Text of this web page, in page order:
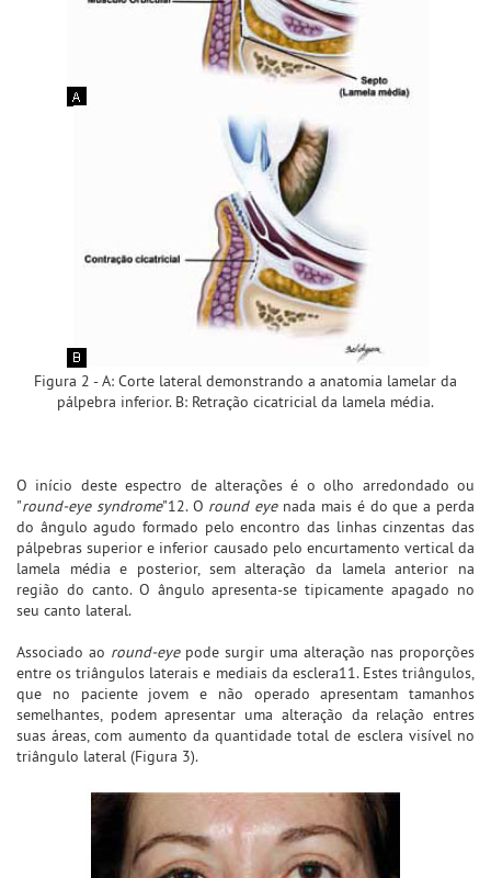
Figura 2 - A: Corte lateral demonstrando a anatomia lamelar da
pálpebra inferior. B: Retração cicatricial da lamela média.
O início deste espectro de alterações é o olho arredondado ou
"round-eye syndrome"12. O round eyenada mais é do que a perda
do ângulo agudo formado pelo encontro das linhas cinzentas das
pálpebras superior e inferior causado pelo encurtamento vertical da
lamela média e posterior, sem alteração da lamela anterior na
região do canto. O ângulo apresenta-se tipicamente apagado no
seu canto lateral.
Associado ao round-eyepode surgir uma alteração nas proporções
entre os triângulos laterais e mediais da esclera11. Estes triângulos,
que no paciente jovem e não operado apresentam tamanhos
semelhantes, podem apresentar uma alteração da relação entres
suas áreas, com aumento da quantidade total de esclera visível no
triângulo lateral (Figura 3).